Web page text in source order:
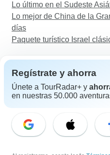
Lo último en el Sudeste
Lo mejor de China de la
días
Paquete turístico Israel
Ayuda
Correo electrónico:
Selecciona el idioma
Regístrate y ahorra
Únete a TourRadar+ y
en nuestras 50.000